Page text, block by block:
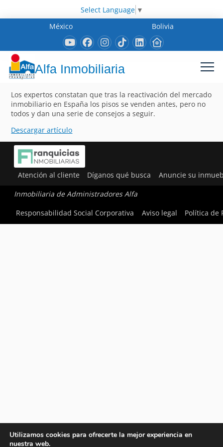
Select Language ▼
México
Bolivia
Alfa Inmobiliaria
Los expertos constatan que tras la reactivación del mercado
inmobiliario en España los pisos se venden antes, pero no
todos y dan una serie de consejos a seguir.
Descargar artículo
Atención al cliente Díganos qué busca Anuncie su
Inmobiliaria de Administradores Alfa
Responsabilidad Social Corporativa
Aviso legal Política de
Utilizamos cookies para ofrecerte la mejor experiencia en
nuestra web.